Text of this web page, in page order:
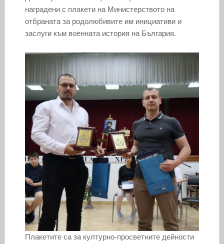
наградени с плакети на Министерството на
отбраната за родолюбивите им инициативи и
заслуги към военната история на България.
Плакетите са за културно-просветните дейности